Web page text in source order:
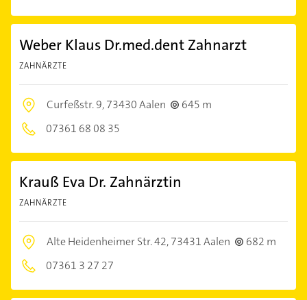
Weber Klaus Dr.med.dent Zahnarzt
ZAHNÄRZTE
Curfeßstr. 9,73430 Aalen
645 m
07361 68 08 35
Krauß Eva Dr. Zahnärztin
ZAHNÄRZTE
Alte Heidenheimer Str. 42,73431 Aalen
682 m
07361 3 27 27